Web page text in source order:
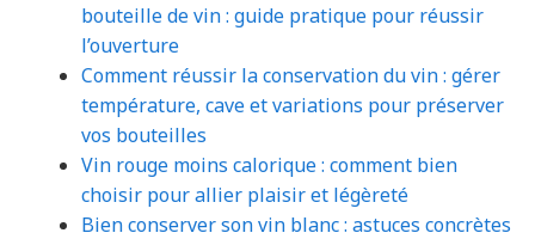
bouteille de vin : guide pratique pour réussir
l’ouverture
Comment réussir la conservation du vin : gérer
température, cave et variations pour préserver
vos bouteilles
Vin rouge moins calorique : comment bien
choisir pour allier plaisir et légèreté
Bien conserver son vin blanc : astuces concrètes